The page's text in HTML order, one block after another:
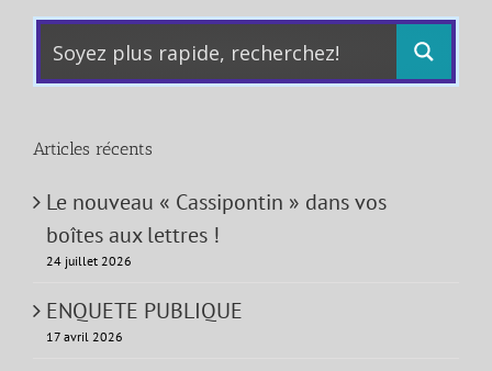
Articles récents
Le nouveau « Cassipontin » dans vos
boîtes aux lettres !
24 juillet 2026
ENQUETE PUBLIQUE
17 avril 2026